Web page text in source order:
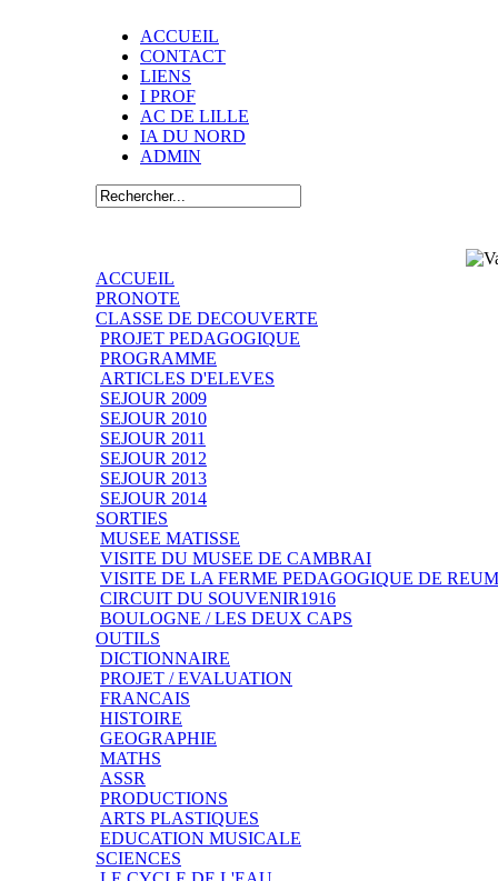
ACCUEIL
CONTACT
LIENS
I PROF
AC DE LILLE
IA DU NORD
ADMIN
ACCUEIL
PRONOTE
CLASSE DE DECOUVERTE
PROJET PEDAGOGIQUE
PROGRAMME
ARTICLES D'ELEVES
SEJOUR 2009
SEJOUR 2010
SEJOUR 2011
SEJOUR 2012
SEJOUR 2013
SEJOUR 2014
SORTIES
MUSEE MATISSE
VISITE DU MUSEE DE CAMBRAI
VISITE DE LA FERME PEDAGOGIQUE DE
CIRCUIT DU SOUVENIR1916
BOULOGNE / LES DEUX CAPS
OUTILS
DICTIONNAIRE
PROJET / EVALUATION
FRANCAIS
HISTOIRE
GEOGRAPHIE
MATHS
ASSR
PRODUCTIONS
ARTS PLASTIQUES
EDUCATION MUSICALE
SCIENCES